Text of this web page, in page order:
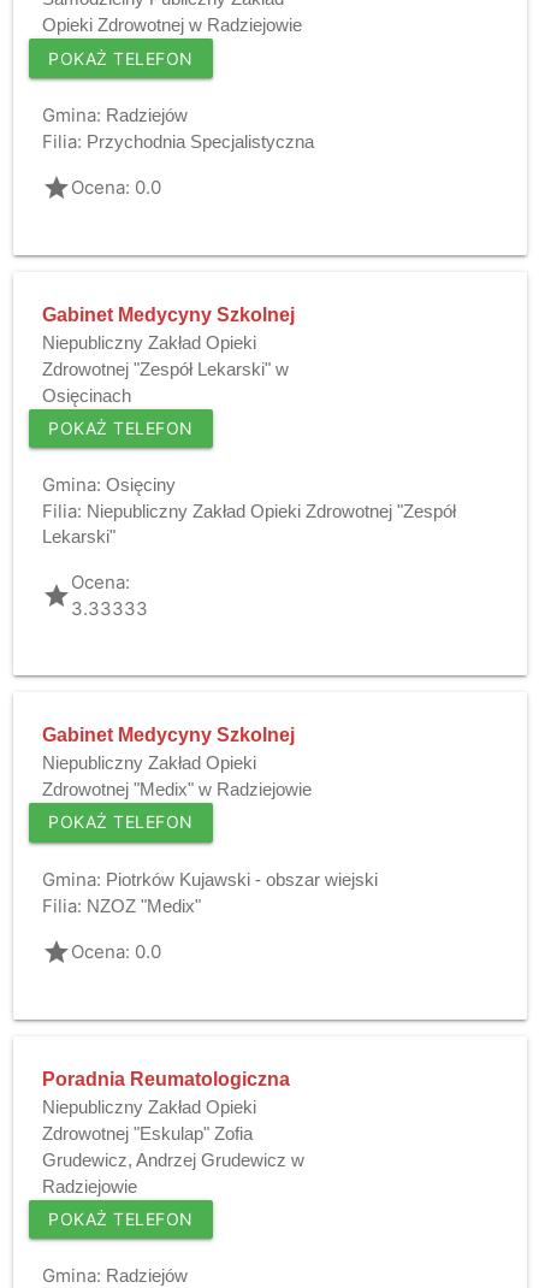
Opieki Zdrowotnej w Radziejowie
POKAŻ TELEFON
Gmina: Radziejów
Filia: Przychodnia Specjalistyczna
gradeOcena: 0.0
Gabinet Medycyny Szkolnej
Niepubliczny Zakład Opieki
Zdrowotnej "Zespół Lekarski" w
Osięcinach
POKAŻ TELEFON
Gmina: Osięciny
Filia: Niepubliczny Zakład Opieki Zdrowotnej "Zespół
Lekarski"
gradeOcena:
3.33333
Gabinet Medycyny Szkolnej
Niepubliczny Zakład Opieki
Zdrowotnej "Medix" w Radziejowie
POKAŻ TELEFON
Gmina: Piotrków Kujawski - obszar wiejski
Filia: NZOZ "Medix"
gradeOcena: 0.0
Poradnia Reumatologiczna
Niepubliczny Zakład Opieki
Zdrowotnej "Eskulap" Zofia
Grudewicz, Andrzej Grudewicz w
Radziejowie
POKAŻ TELEFON
Gmina: Radziejów